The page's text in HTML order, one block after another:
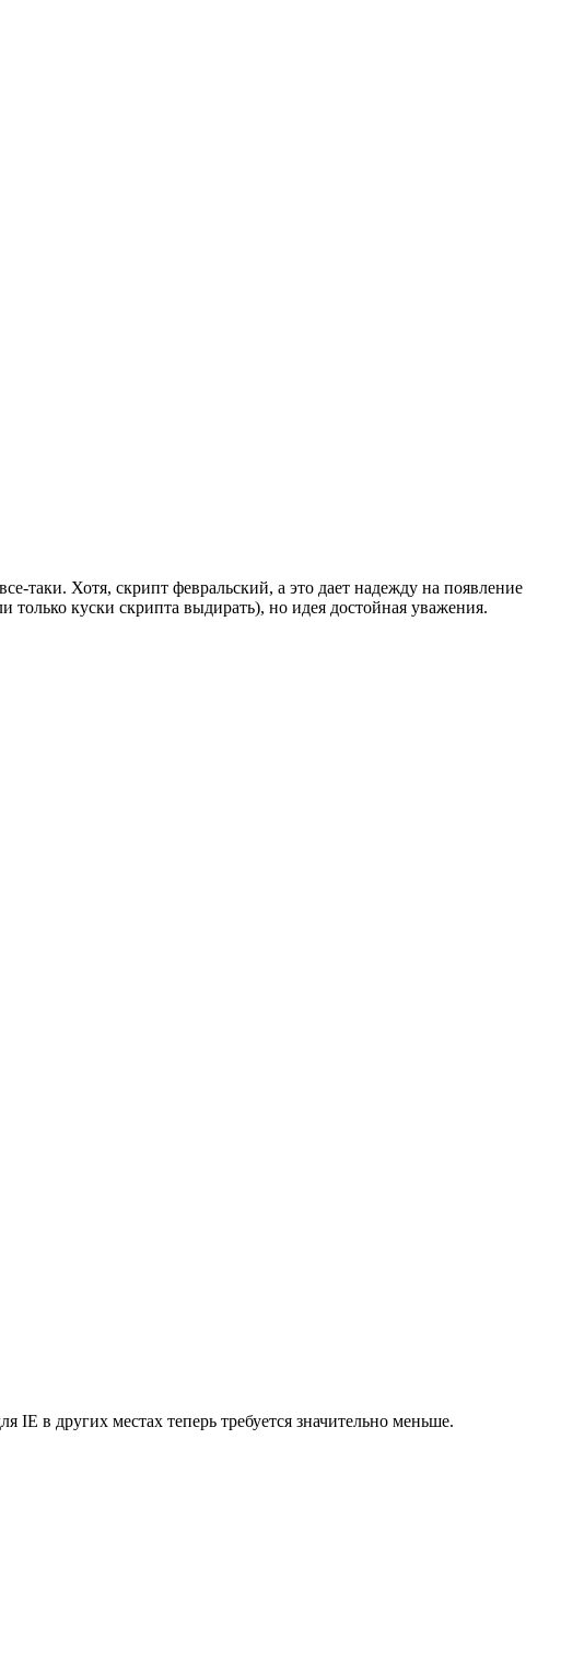
таки. Хотя, скрипт февральский, а это дает надежду на появление
только куски скрипта выдирать), но идея достойная уважения.
IE в других местах теперь требуется значительно меньше.